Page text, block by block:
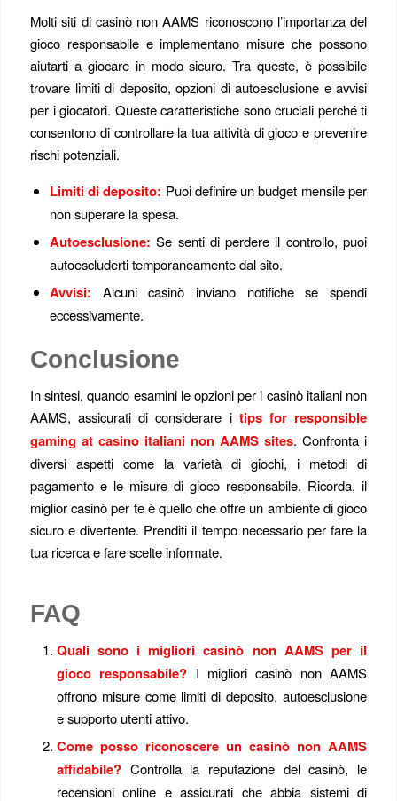
Molti siti di casinò non AAMS riconoscono l’importanza del
gioco responsabile e implementano misure che possono
aiutarti a giocare in modo sicuro. Tra queste, è possibile
trovare limiti di deposito, opzioni di autoesclusione e avvisi
per i giocatori. Queste caratteristiche sono cruciali perché ti
consentono di controllare la tua attività di gioco e prevenire
rischi potenziali.
Limiti di deposito: Puoi definire un budget mensile per
non superare la spesa.
Autoesclusione: Se senti di perdere il controllo, puoi
autoescluderti temporaneamente dal sito.
Avvisi: Alcuni casinò inviano notifiche se spendi
eccessivamente.
Conclusione
In sintesi, quando esamini le opzioni per i casinò italiani non
AAMS, assicurati di considerare i tips for responsible
gaming at casino italiani non AAMS sites. Confronta i
diversi aspetti come la varietà di giochi, i metodi di
pagamento e le misure di gioco responsabile. Ricorda, il
miglior casinò per te è quello che offre un ambiente di gioco
sicuro e divertente. Prenditi il tempo necessario per fare la
tua ricerca e fare scelte informate.
FAQ
Quali sono i migliori casinò non AAMS per il
gioco responsabile? I migliori casinò non AAMS
offrono misure come limiti di deposito, autoesclusione
e supporto utenti attivo.
Come posso riconoscere un casinò non AAMS
affidabile?Controlla la reputazione del casinò, le
recensioni online e assicurati che abbia sistemi di